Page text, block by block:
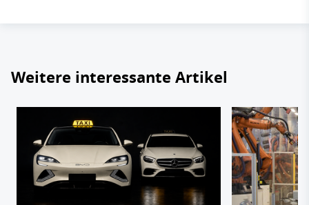
Weitere interessante Artikel